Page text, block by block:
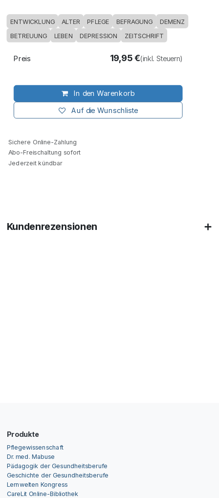
ENTWICKLUNG ALTER PFLEGE BEFRAGUNG
DEMENZ
BETREUUNG
LEBEN DEPRESSION ZEITSCHRIFT
In den Warenkorb
Auf die Wunschliste
Preis 19,95€(inkl. Steuern)
Sichere Online-Zahlung
Abo-Freischaltung sofort
Jederzeit kündbar
Kundenrezensionen
Produkte
Pflegewissenschaft
Dr. med. Mabuse
Pädagogik der Gesundheitsberufe
Geschichte der Gesundheitsberufe
Lernwelten Kongress
CareLit Online-Bibliothek